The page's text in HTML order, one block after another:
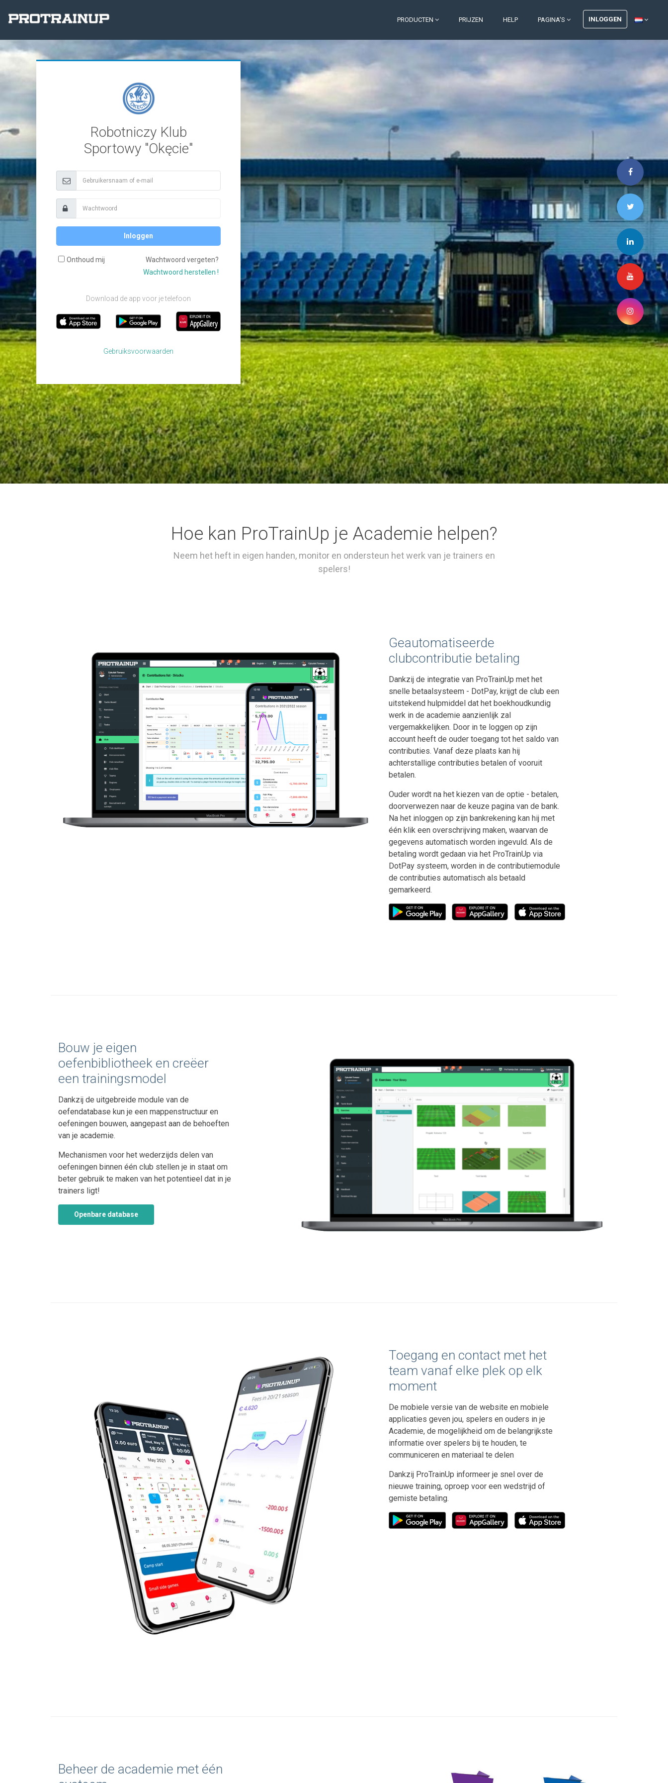
PRODUCTEN PRIJZEN HELP PAGINA'S INLOGGEN
Robotniczy Klub
Sportowy "Okęcie"
Inloggen
Onthoud mij
Wachtwoord vergeten?
Wachtwoord herstellen !
Download de app voor je telefoon
Gebruiksvoorwaarden
Hoe kan ProTrainUp je Academie helpen?
Neem het heft in eigen handen, monitor en ondersteun het werk van je trainers en
spelers!
Geautomatiseerde
clubcontributie betaling
Dankzij de integratie van ProTrainUp met het
snelle betaalsysteem - DotPay, krijgt de club een
uitstekend hulpmiddel dat het boekhoudkundig
werk in de academie aanzienlijk zal
vergemakkelijken. Door in te loggen op zijn
account heeft de ouder toegang tot het saldo van
contributies. Vanaf deze plaats kan hij
achterstallige contributies betalen of vooruit
betalen.
Ouder wordt na het kiezen van de optie - betalen,
doorverwezen naar de keuze pagina van de bank.
Na het inloggen op zijn bankrekening kan hij met
één klik een overschrijving maken, waarvan de
gegevens automatisch worden ingevuld. Als de
betaling wordt gedaan via het ProTrainUp via
DotPay systeem, worden in de contributiemodule
de contributies automatisch als betaald
gemarkeerd.
Bouw je eigen
oefenbibliotheek en creëer
een trainingsmodel
Dankzij de uitgebreide module van de
oefendatabase kun je een mappenstructuur en
oefeningen bouwen, aangepast aan de behoeften
van je academie.
Mechanismen voor het wederzijds delen van
oefeningen binnen één club stellen je in staat om
beter gebruik te maken van het potentieel dat in je
trainers ligt!
Openbare database
Toegang en contact met het
team vanaf elke plek op elk
moment
De mobiele versie van de website en mobiele
applicaties geven jou, spelers en ouders in je
Academie, de mogelijkheid om de belangrijkste
informatie over spelers bij te houden, te
communiceren en materiaal te delen
Dankzij ProTrainUp informeer je snel over de
nieuwe training, oproep voor een wedstrijd of
gemiste betaling.
Beheer de academie met één